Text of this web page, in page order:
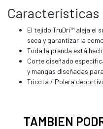
Características
El tejido TruDri™ aleja el
seca y garantizar la
Toda la prenda está
Corte diseñado
y mangas diseñadas
Tricota / Polera
TAMBIEN